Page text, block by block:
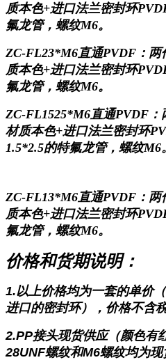
质本色+进口法兰密封环
氟龙管，螺纹M6。
ZC-FL23*M6直通PVDF ：
质本色+进口法兰密封环
氟龙管，螺纹M6。
ZC-FL1525*M6直通PVDF
材质本色+进口法兰密封环
1.5*2.5的特氟龙管，螺纹M6。
ZC-FL13*M6直通PVDF ：
质本色+进口法兰密封环
氟龙管，螺纹M6。
价格和货期说明：
1.以上价格均为一套的单价
进口的密封环）， 价格不含
2.PP接头现货供应（颜色有
28UNF螺纹和M6螺纹均为